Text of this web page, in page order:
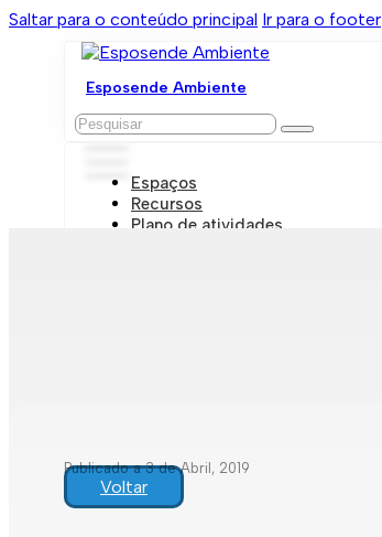
Saltar para o conteúdo principal Ir para o footer
Esposende Ambiente
Pesquisar
Espaços
Recursos
Plano de atividades
Publicado a 3 de Abril, 2019
Voltar